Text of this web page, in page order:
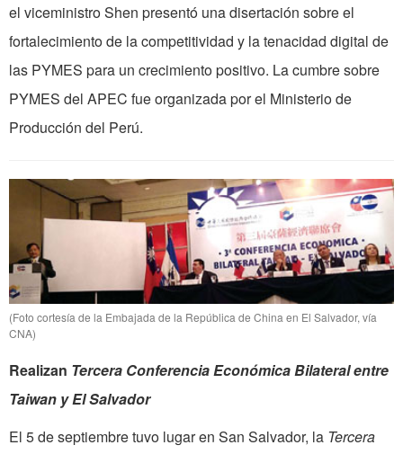
el viceministro Shen presentó una disertación sobre el
fortalecimiento de la competitividad y la tenacidad digital de
las PYMES para un crecimiento positivo. La cumbre sobre
PYMES del APEC fue organizada por el Ministerio de
Producción del Perú.
(Foto cortesía de la Embajada de la República de China en El Salvador, vía
CNA)
Realizan Tercera Conferencia Económica Bilateral entre
Taiwan y El Salvador
El 5 de septiembre tuvo lugar en San Salvador, la Tercera